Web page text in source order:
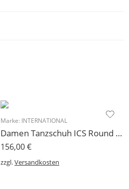
Marke: INTERNATIONAL
Damen Tanzschuh ICS Round Toe 38mm
156,00€
zzgl.Versandkosten